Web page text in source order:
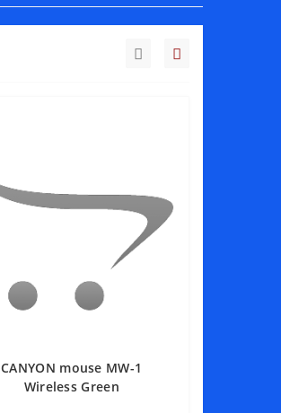
CANYON mouse MW-1
Wireless Green